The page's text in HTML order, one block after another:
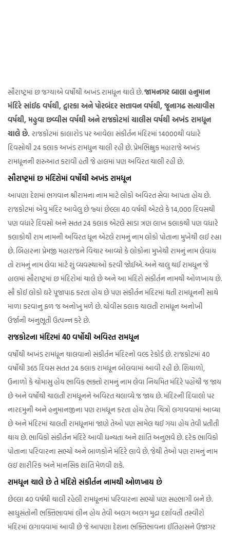
સૌરાષ્ટ્રમાં છ જગ્યાએ વર્ષોથી અખંડ રામધૂન ચાલે છે.જામનગર બાલા હનુમાન
મંદિરે સાંઈઠ વર્ષથી, દ્વારકા અને પોરબંદર સત્તાવન વર્ષથી, જૂનાગઢ સત્યાવીસ
વર્ષથી, મહુવા છવ્વીસ વર્ષથી અને રાજકોટમાં ચાલીસ વર્ષથી અખંડ રામધૂન
ચાલે છે. રાજકોટમાં કાલારોડ પર આવેલા સંકીર્તન મંદિરમાં 14000થી વધારે
દિવસોથી 24 કલાક અખંડ રામધુન ચાલી રહી છે. પ્રેમભિક્ષુક મહારાજે અખંડ
રામધૂનની શરુઆત કરાવી હતી જે હાલમાં પણ અવિરત ચાલી રહી છે.
સૌરાષ્ટ્રમાં છ મંદિરોમાં વર્ષોથી અખંડ રામધૂન
આપણા દેશમાં ભગવાન શ્રીરામના નામ માટે લોકો અવિરત સેવા આપતા હોય છે.
રાજકોટમાં એવુ મંદિર આવેલુ છે જ્યાં છેલ્લા 40 વર્ષથી એટલે કે 14,000 દિવસથી
પણ વધારે દિવસો અને સતત 24 કલાક એટલે સાડા ત્રણ લાખ કલાકથી પણ વધારે
કલાકોથી રામ નામની અવિરત ધૂન એટલે રામનું નામ લોકો પોતાના મુખેથી લઈ રહ્યા
છે. બિહારના પ્રેમજી મહારાજને વિચાર આવ્યો કે લોકોના મુખેથી રામનું નામ લેવાય
તો રામનું નામ લેવા માટે શું વ્યવસ્થાઓ કરવી જોઈએ. અને ચાલુ થઈ રામધૂન જે
હાલમાં સૌરાષ્ટ્રમાં છ મંદિરોમાં ચાલે છે અને આ મંદિરો સંકીર્તન નામથી ઓળખાય છે.
સૌ કોઈ લોકો ઘરે પૂજાપાઠ કરતા હોય છે પણ સંકીર્તન મંદિરમાં થતી રામધૂનની સાથે
માળા કરવાનુ ફળ જ અનોખુ મળે છે. ચોવીસ કલાક ચાલતી રામધૂન અનોખી
ઉર્જાની અનુભૂતી ઉત્પન્ન કરે છે.
રાજકોટના મંદિરમાં 40 વર્ષોથી અવિરત રામધૂન
વર્ષોથી અખંડ રામધૂન ચાલવાનો સંકીર્તન મંદિરનો વલ્ડ રેકોર્ડ છે. રાજકોટમાં 40
વર્ષોથી 365 દિવસ સતત 24 કલાક રામધૂન બોલવામાં આવી રહી છે. શિયાળો,
ઉનાળો કે ચોમાસુ હોય ભાવિક ભક્તો રામનું નામ લેવા નિયમિત મંદિરે પહોંચી જ જાય
છે અને વર્ષોથી ચાલતી રામધૂનને અવિરત ચલાવ્યે જ જાય છે. મંદિરની દિવાલો પર
નારદમુની અને હનુમાનજીના પણ રામધૂન કરતા હોય તેવા ચિત્રો લગાવવામાં આવ્યા
છે અને મંદિરમાં ચાલતી રામધૂનમાં જાણે તેઓ પણ સામેલ થઈ ગયા હોય તેવી પ્રતીતી
થાય છે. ભાવિકો સંકીર્તન મંદિરે આવી ધન્યતા અને શાંતિ અનુભવે છે. દરેક ભાવિકો
પોતાના પરિવારના સભ્યો અને બાળકોને મંદિરે લાવે છે. જેથી તેઓ પણ રામનું નામ
લઇ શારીરિક અને માનસિક શાંતિ મેળવી શકે.
રામધૂન ચાલે છે તે મંદિરો સંકીર્તન નામથી ઓળખાય છે
છેલ્લા 40 વર્ષથી ચાલી રહેલી રામધૂનમાં પરિવારના સભ્યો પણ સહભાગી બને છે.
સાધુસંતોની ભક્તિભાવમાં લીન હોય તેવી અલગ અલગ મુદ્રા દર્શાવતી તસ્વીરો
મંદિરમાં લગાવવામાં આવી છે જે આપણા દેશના ભક્તિભાવના ઈતિહાસને ઉજાગર